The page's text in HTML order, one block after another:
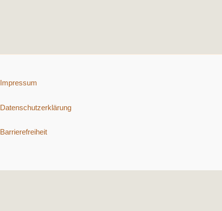
Impressum
Datenschutzerklärung
Barrierefreiheit